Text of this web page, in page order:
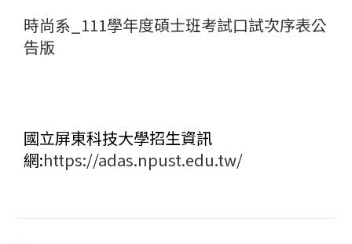
時尚系_111學年度碩士班考試口試次序表公
告版
國立屏東科技大學招生資訊
網:https://adas.npust.edu.tw/